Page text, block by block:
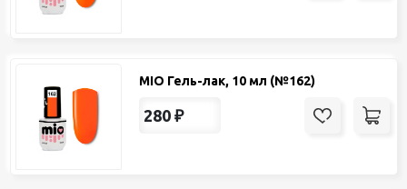
MIO Гель-лак, 10 мл (№162)
280 ₽